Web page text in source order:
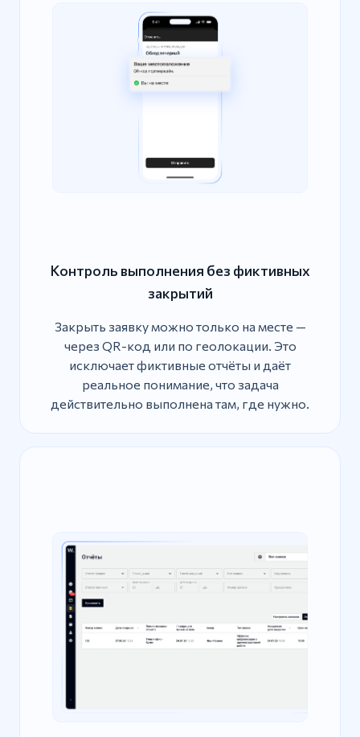
Контроль выполнения без фиктивных
закрытий
Закрыть заявку можно только на месте —
через QR-код или по геолокации. Это
исключает фиктивные отчёты и даёт
реальное понимание, что задача
действительно выполнена там, где нужно.